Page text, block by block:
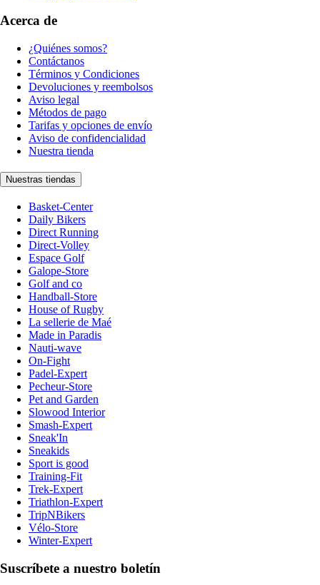
Acerca de
¿Quiénes somos?
Contáctanos
Términos y Condiciones
Devoluciones y reembolsos
Aviso legal
Métodos de pago
Tarifas y opciones de envío
Aviso de confidencialidad
Nuestra tienda
Nuestras tiendas
Basket-Center
Daily Bikers
Direct Running
Direct-Volley
Espace Golf
Galope-Store
Golf and co
Handball-Store
House of Rugby
La sellerie de Maé
Made in Paradis
Nauti-wave
On-Fight
Padel-Expert
Pecheur-Store
Pet and Garden
Slowood Interior
Smash-Expert
Sneak'In
Sneakids
Sport is good
Training-Fit
Trek-Expert
Triathlon-Expert
TripNBikers
Vélo-Store
Winter-Expert
Suscríbete a nuestro boletín